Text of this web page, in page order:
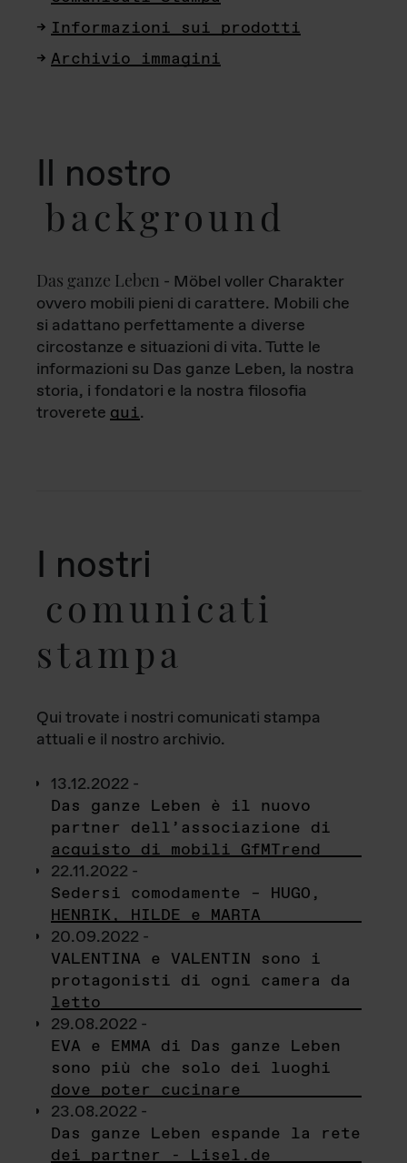
Informazioni sui prodotti
Archivio immagini
Il nostro
background
Das ganze Leben - Möbel voller Charakter
ovvero mobili pieni di carattere. Mobili che
si adattano perfettamente a diverse
circostanze e situazioni di vita. Tutte le
informazioni su Das ganze Leben, la nostra
storia, i fondatori e la nostra filosofia
troverete qui.
I nostri
comunicati
stampa
Qui trovate i nostri comunicati stampa
attuali e il nostro archivio.
13.12.2022 -
Das ganze Leben è il nuovo
partner dell’associazione di
acquisto di mobili GfMTrend
22.11.2022 -
Sedersi comodamente – HUGO,
HENRIK, HILDE e MARTA
20.09.2022 -
VALENTINA e VALENTIN sono i
protagonisti di ogni camera da
letto
29.08.2022 -
EVA e EMMA di Das ganze Leben
sono più che solo dei luoghi
dove poter cucinare
23.08.2022 -
Das ganze Leben espande la rete
dei partner - Lisel.de